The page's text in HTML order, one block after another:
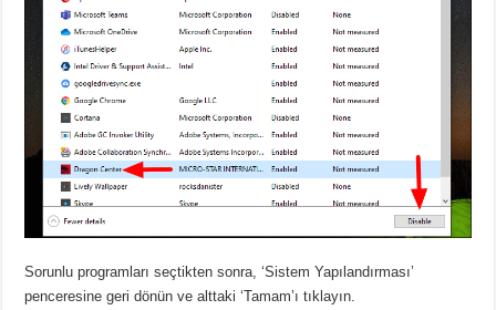
Sorunlu programları seçtikten sonra, ‘Sistem Yapılandırması’
penceresine geri dönün ve alttaki ‘Tamam’ı tıklayın.